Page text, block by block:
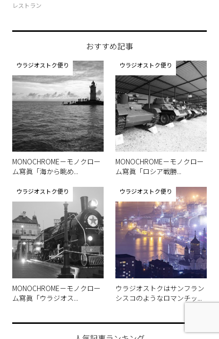
おすすめ記事
ウラジオストク便り
MONOCHROME－モノクロー
ム寫眞「海から眺め...
ウラジオストク便り
MONOCHROME－モノクロー
ム寫眞「ロシア戦勝...
ウラジオストク便り
MONOCHROME－モノクロー
ム寫眞「ウラジオス...
ウラジオストク便り
ウラジオストクはサンフラン
シスコのようなロマンチッ...